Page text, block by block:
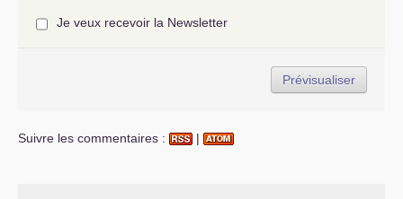
Je veux recevoir la Newsletter
Suivre les commentaires : |